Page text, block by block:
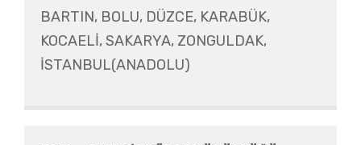
BARTIN, BOLU, DÜZCE, KARABÜK,
KOCAELİ, SAKARYA, ZONGULDAK,
İSTANBUL(ANADOLU)